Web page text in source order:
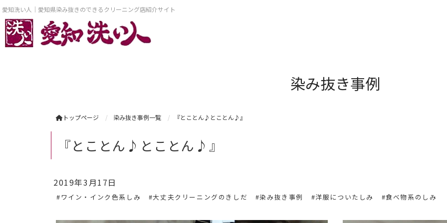
愛知洗い人｜愛知県染み抜きのできるクリーニング店紹介サイト
染み抜き事例
トップページ 染み抜き事例一覧 『とことん♪とことん♪』
『とことん♪とことん♪』
2019年3月17日
#ワイン・インク色系しみ #大丈夫クリーニングのきしだ #染み抜き事例 #洋服についたしみ #食べ物系のしみ